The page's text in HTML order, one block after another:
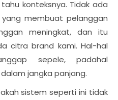
konteksnya. Tidak ada
membuat pelanggan
meningkat, dan itu
citra brand kami. Hal-hal
sepele, padahal
jangka panjang.
sistem seperti ini tidak